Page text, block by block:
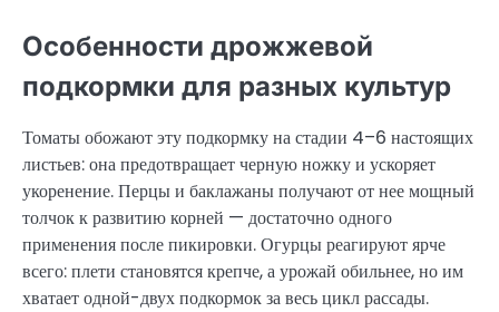
Особенности дрожжевой
подкормки для разных культур
Томаты обожают эту подкормку на стадии 4–6 настоящих
листьев: она предотвращает черную ножку и ускоряет
укоренение. Перцы и баклажаны получают от нее мощный
толчок к развитию корней — достаточно одного
применения после пикировки. Огурцы реагируют ярче
всего: плети становятся крепче, а урожай обильнее, но им
хватает одной-двух подкормок за весь цикл рассады.